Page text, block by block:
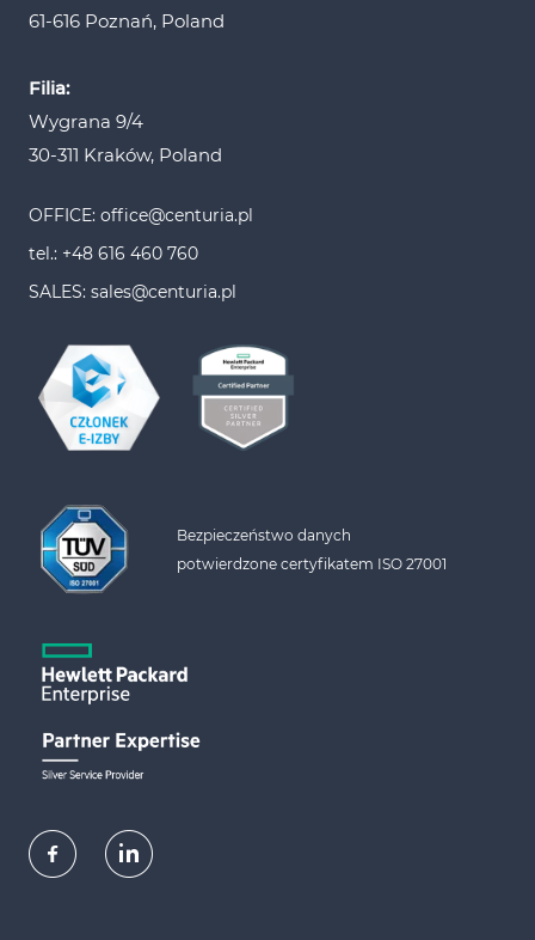
61-616 Poznań, Poland
Filia:
Wygrana 9/4
30-311 Kraków, Poland
OFFICE: office@centuria.pl
tel.: +48 616 460 760
SALES: sales@centuria.pl
Bezpieczeństwo danych
potwierdzone certyfikatem ISO 27001